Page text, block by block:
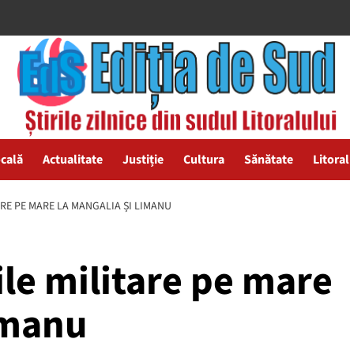
Actualitate Justiție Cultura Sănătate Litoral
PE MARE LA MANGALIA ȘI LIMANU
militare pe mare